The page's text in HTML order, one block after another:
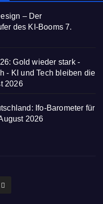
– Der
des KI-Booms 7.
Gold wieder stark -
- KI und Tech bleiben die
2026
Ifo-Barometer für
2026